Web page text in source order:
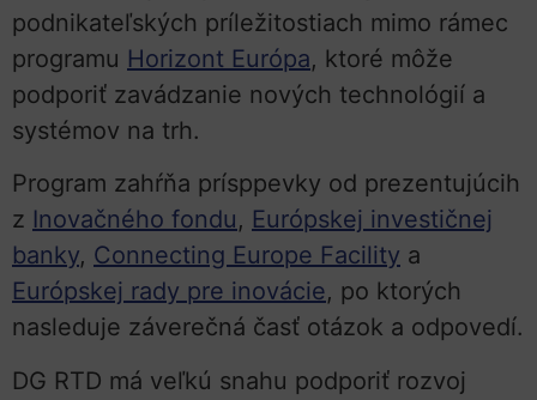
podnikateľských príležitostiach mimo rámec
programu Horizont Európa, ktoré môže
podporiť zavádzanie nových technológií a
systémov na trh.
Program zahŕňa prísppevky od prezentujúcih
z Inovačného fondu, Európskej investičnej
banky, Connecting Europe Facility a
Európskej rady pre inovácie, po ktorých
nasleduje záverečná časť otázok a odpovedí.
DG RTD má veľkú snahu podporiť rozvoj